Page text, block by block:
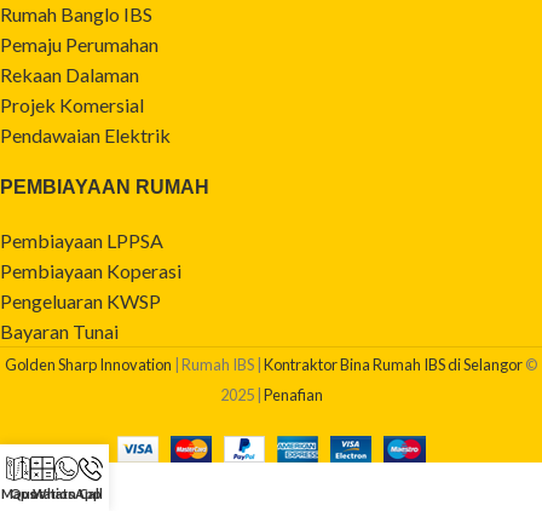
Rumah Banglo IBS
Pemaju Perumahan
Rekaan Dalaman
Projek Komersial
Pendawaian Elektrik
PEMBIAYAAN RUMAH
Pembiayaan LPPSA
Pembiayaan Koperasi
Pengeluaran KWSP
Bayaran Tunai
Golden Sharp Innovation | Rumah IBS |Kontraktor Bina Rumah IBS di Selangor©
2025 |Penafian
Maps
Quotation
WhatsApp
Call